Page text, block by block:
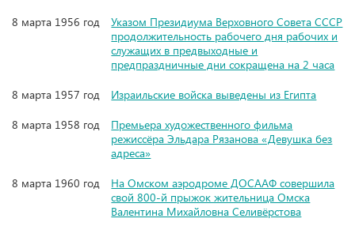
8 марта 1956 год
Указом Президиума Верховного Совета СССР
продолжительность рабочего дня рабочих и
служащих в предвыходные и
предпраздничные дни сокращена на 2 часа
8 марта 1957 год
Израильские войска выведены из Египта
8 марта 1958 год
Премьера художественного фильма
режиссёра Эльдара Рязанова «Девушка без
адреса»
8 марта 1960 год
На Омском аэродроме ДОСААФ совершила
свой 800-й прыжок жительница Омска
Валентина Михайловна Селивёрстова